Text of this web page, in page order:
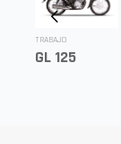
TRABAJO
GL 125